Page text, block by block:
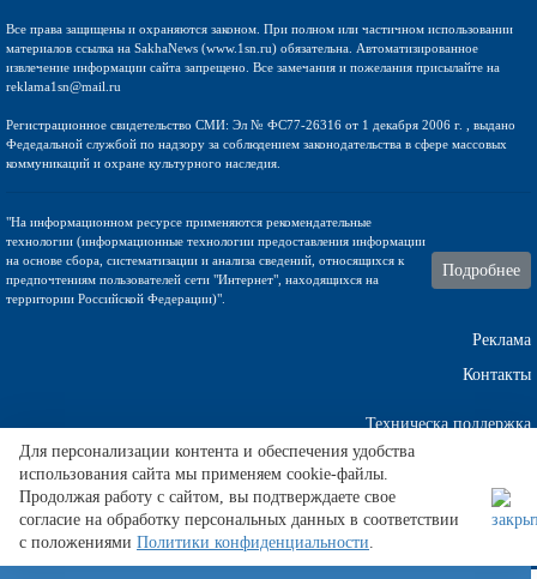
Все права защищены и охраняются законом. При полном или частичном использовании
материалов ссылка на SakhaNews (www.1sn.ru) обязательна. Автоматизированное
извлечение информации сайта запрещено. Все замечания и пожелания присылайте на
reklama1sn@mail.ru
Регистрационное свидетельство СМИ: Эл № ФС77-26316 от 1 декабря 2006 г. , выдано
Федедальной службой по надзору за соблюдением законодательства в сфере массовых
коммуникаций и охране культурного наследия.
"На информационном ресурсе применяются рекомендательные
технологии (информационные технологии предоставления информации
на основе сбора, систематизации и анализа сведений, относящихся к
предпочтениям пользователей сети "Интернет", находящихся на
территории Российской Федерации)".
Подробнее
Реклама
Контакты
Техническа поддержка
Как выбрать директологаpavlyshen.ru. . Данные по запросуФриц
обновляются после каждой игры.
Для персонализации контента и обеспечения удобства
использования сайта мы применяем cookie-файлы.
Продолжая работу с сайтом, вы подтверждаете свое
согласие на обработку персональных данных в соответствии
с положениями Политики конфиденциальности.